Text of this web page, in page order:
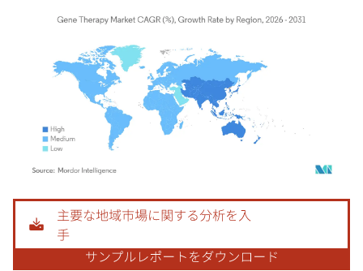
画像 © Mordor Intelligence。再利用にはCC BY 4.0の表示が必要です。